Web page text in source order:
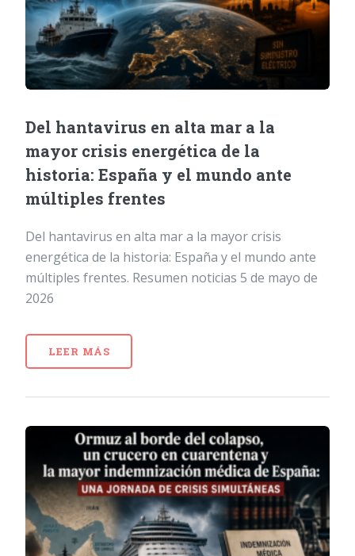
Del hantavirus en alta mar a la
mayor crisis energética de la
historia: España y el mundo ante
múltiples frentes
Del hantavirus en alta mar a la mayor crisis
energética de la historia: España y el mundo ante
múltiples frentes. Resumen noticias 5 de mayo de
2026
LEER MÁS